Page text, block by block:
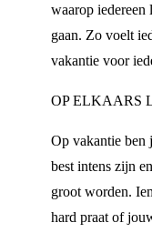
waarop iedereen
gaan. Zo voelt
vakantie voor
OP ELKAARS
Op vakantie ben
best intens zijn
groot worden.
hard praat of